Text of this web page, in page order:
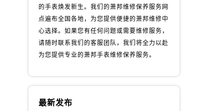
的手表焕发新生。我们的萧邦维修保养服务网
点遍布全国各地，为您提供便捷的萧邦维修中
心选择。如果您有任何问题或需要维修服务，
请随时联系我们的客服团队，我们将全力以赴
为您提供专业的萧邦手表维修保养服务。
最新发布